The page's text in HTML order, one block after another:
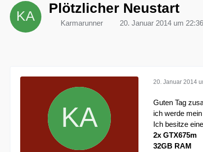
Plötzlicher Neustart
Karmarunner 20. Januar 2014 um 22:36
20. Januar 2014
Guten Tag
ich werde
Ich besitze
2x GTX675m
32GB RAM